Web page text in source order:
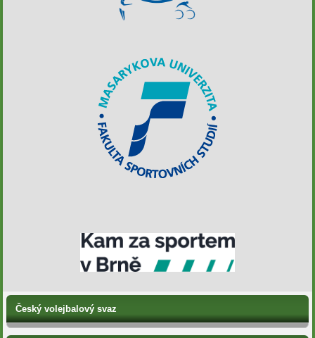
Český volejbalový svaz